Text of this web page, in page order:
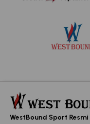
WestBound Sport Resmi